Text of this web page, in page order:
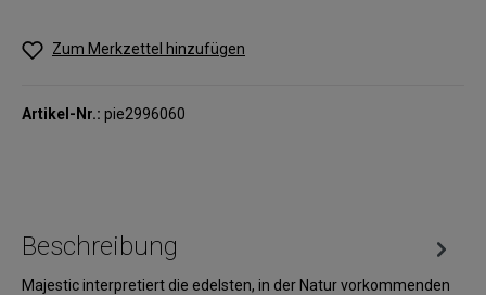
Zum Merkzettel hinzufügen
Artikel-Nr.: pie2996060
Beschreibung
Majestic interpretiert die edelsten, in der Natur vorkommenden